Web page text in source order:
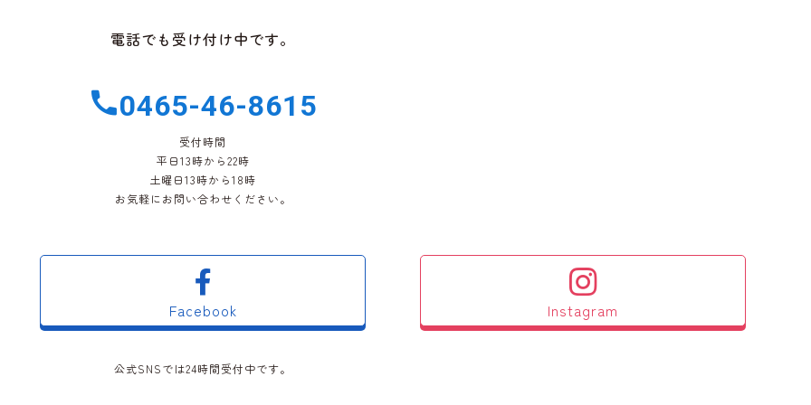
電話でも受け付け中です。
0465-46-8615
受付時間
平日13時から22時
土曜日13時から18時
お気軽にお問い合わせください。
Facebook Instagram
公式SNSでは24時間受付中です。